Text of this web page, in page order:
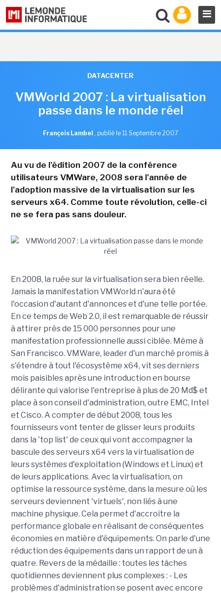
DATACENTER
VMWorld 2007 : La virtualisation
passe dans le monde réel
François Lambel , publié le 11 Septembre 2007
Au vu de l'édition 2007 de la conférence
utilisateurs VMWare, 2008 sera l'année de
l'adoption massive de la virtualisation sur les
serveurs x64. Comme toute révolution, celle-ci
ne se fera pas sans douleur.
En 2008, la ruée sur la virtualisation sera bien réelle.
Jamais la manifestation VMWorld n'aura été
l'occasion d'autant d'annonces et d'une telle portée.
En ce temps de Web 2.0, il est remarquable de réussir
à attirer près de 15 000 personnes pour une
manifestation professionnelle aussi ciblée. Même à
San Francisco. VMWare, leader d'un marché promis à
s'étendre à tout l'écosystème x64, vit ses derniers
mois paisibles après une introduction en bourse
délirante qui valorise l'entreprise à plus de 20 Md$ et
place à son conseil d'administration, outre EMC, Intel
et Cisco. A compter de début 2008, tous les
fournisseurs vont tenter de glisser leurs produits
dans la 'top list' de ceux qui vont accompagner la
bascule des serveurs x64 vers la virtualisation de
leurs systèmes d'exploitation (Windows et Linux) et
de leurs applications. Avec la virtualisation, on
optimise la ressource système, dans la mesure où les
serveurs deviennent 'virtuels', non liés à une
machine physique. Cela permet d'accroître la
performance globale en réalisant de conséquentes
économies en matière d'équipements. On parle d'une
réduction des équipements dans un rapport de un à
quatre. Revers de la médaille : toutes les tâches
quotidiennes deviennent plus complexes : - Les
problèmes d'administration se posent avec encore